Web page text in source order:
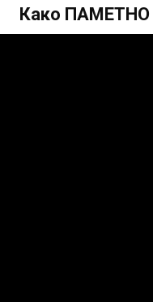
Како ПАМЕТНО